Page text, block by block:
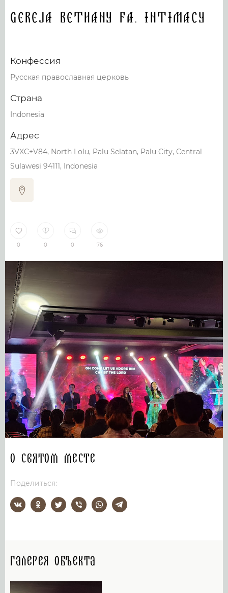
Gereja Bethany FA. Intimacy
Конфессия
Русская православная церковь
Страна
Indonesia
Адрес
3VXC+V84, North Lolu, Palu Selatan, Palu City, Central
Sulawesi 94111, Indonesia
0 0 0 76
О святом месте
Поделиться:
Галерея объекта